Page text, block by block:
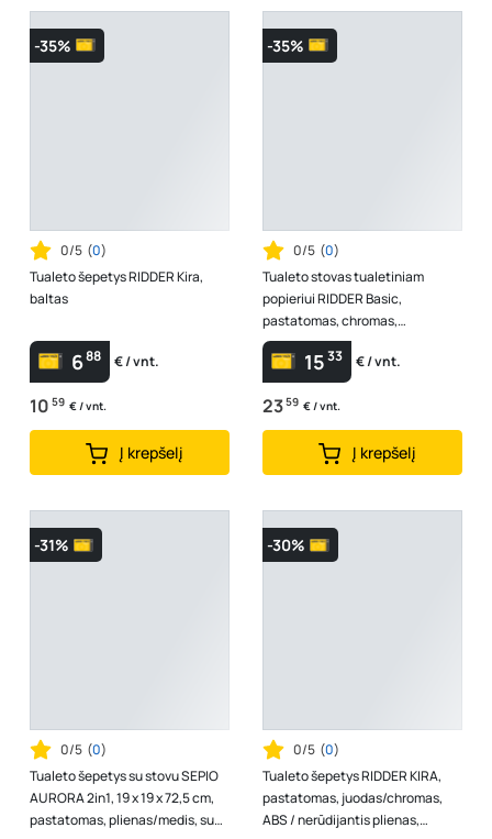
-35%
0/5 (0)
Tualeto šepetys RIDDER Kira,
baltas
688 € / vnt.
10 59 € / vnt.
Į krepšelį
-35%
0/5 (0)
Tualeto stovas tualetiniam
popieriui RIDDER Basic,
pastatomas, chromas,
nerūdijančio plieno
1533 € / vnt.
2359 € / vnt.
Į krepšelį
-31%
0/5 (0)
Tualeto šepetys su stovu SEPIO
AURORA 2in1, 19 x 19 x 72,5 cm,
pastatomas, plienas/medis, su
-30%
0/5 (0)
Tualeto šepetys RIDDER KIRA,
pastatomas, juodas/chromas,
ABS / nerūdijantis plienas,